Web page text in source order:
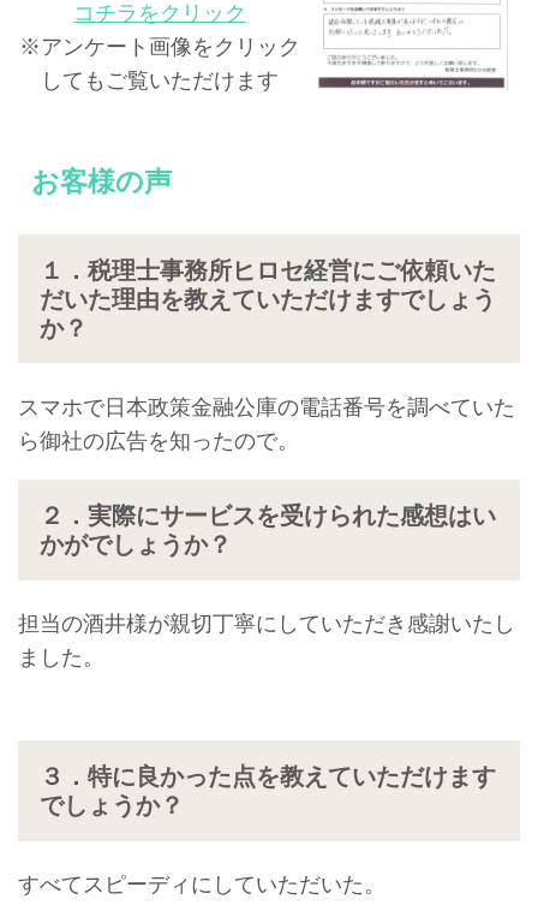
コチラをクリック
※アンケート画像をクリック
してもご覧いただけます
お客様の声
１．税理士事務所ヒロセ経営にご依頼いた
だいた理由を教えていただけますでしょう
か？
スマホで日本政策金融公庫の電話番号を調べていた
ら御社の広告を知ったので。
２．実際にサービスを受けられた感想はい
かがでしょうか？
担当の酒井様が親切丁寧にしていただき感謝いたし
ました。
３．特に良かった点を教えていただけます
でしょうか？
すべてスピーディにしていただいた。